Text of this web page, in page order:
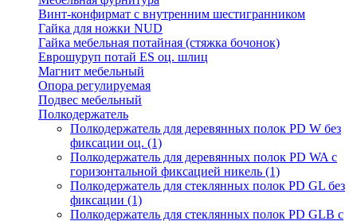
Винт-конфирмат с внутренним шестигранником
Гайка для ножки NUD
Гайка мебельная потайная (стяжка бочонок)
Еврошуруп потай ES оц. шлиц
Магнит мебельный
Опора регулируемая
Подвес мебельный
Полкодержатель
Полкодержатель для деревянных полок PD W без
фиксации оц. (1)
Полкодержатель для деревянных полок PD WA с
горизонтальной фиксацией никель (1)
Полкодержатель для стеклянных полок PD GL без
фиксации (1)
Полкодержатель для стеклянных полок PD GLВ с